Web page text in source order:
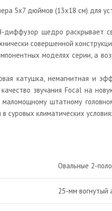
5х7 дюймов (13х18 см) для
щедро раскрывает
совершенной
моделях серии, а
катушка, немагнитная и
звучания Focal на
штатному
в суровых климатических
Овальные 2-
25-мм вогнутый